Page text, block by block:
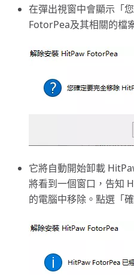
在彈出視窗中會顯示「
FotorPea及其相關的檔
它將自動開始卸載
將看到一個窗口，告知
的電腦中移除。點選「